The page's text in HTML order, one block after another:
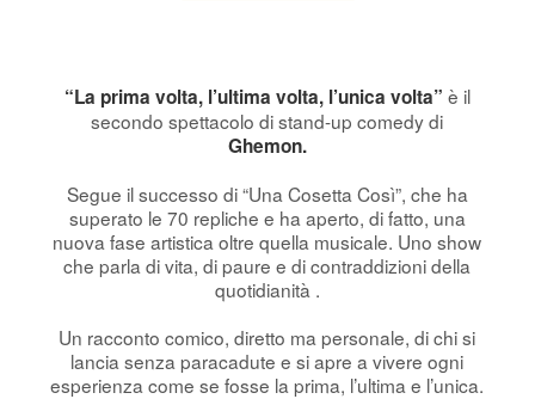
“La prima volta, l’ultima volta, l’unica volta” è il
secondo spettacolo di stand-up comedy di
Ghemon.
Segue il successo di “Una Cosetta Così”, che ha
superato le 70 repliche e ha aperto, di fatto, una
nuova fase artistica oltre quella musicale. Uno show
che parla di vita, di paure e di contraddizioni della
quotidianità .
Un racconto comico, diretto ma personale, di chi si
lancia senza paracadute e si apre a vivere ogni
esperienza come se fosse la prima, l’ultima e l’unica.